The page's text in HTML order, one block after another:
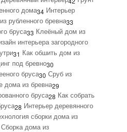
дома34 Интерьер
рубленного бревна33
бруса33 Клеёный дом из
интерьера загородного
31 Как обшить дом из
под бревно30
бруса30 Сруб из
дома из бревна29
бруса28 Как собрать
28 Интерьер деревянного
сборки дома из
Сборка дома из